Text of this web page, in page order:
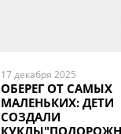
17 декабря 2025
ОБЕРЕГ ОТ САМЫХ
МАЛЕНЬКИХ: ДЕТИ
СОЗДАЛИ